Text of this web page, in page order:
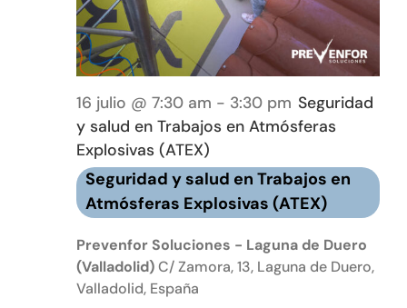
16 julio @ 7:30 am - 3:30 pm Seguridad
y salud en Trabajos en Atmósferas
Explosivas (ATEX)
Seguridad y salud en Trabajos en
Atmósferas Explosivas (ATEX)
Prevenfor Soluciones - Laguna de Duero
(Valladolid)C/ Zamora, 13, Laguna de Duero,
Valladolid, España